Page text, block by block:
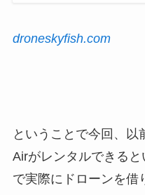
droneskyfish.com
ということで今回、
Airがレンタルできる
で実際にドローンを借